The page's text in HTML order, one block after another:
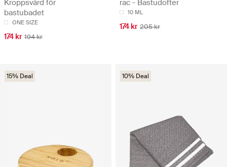
Kroppsvård för
bastubadet
ONE SIZE
174 kr 194 kr
rac - Bastudofter
10 ML
174 kr 205 kr
15% Deal 10% Deal